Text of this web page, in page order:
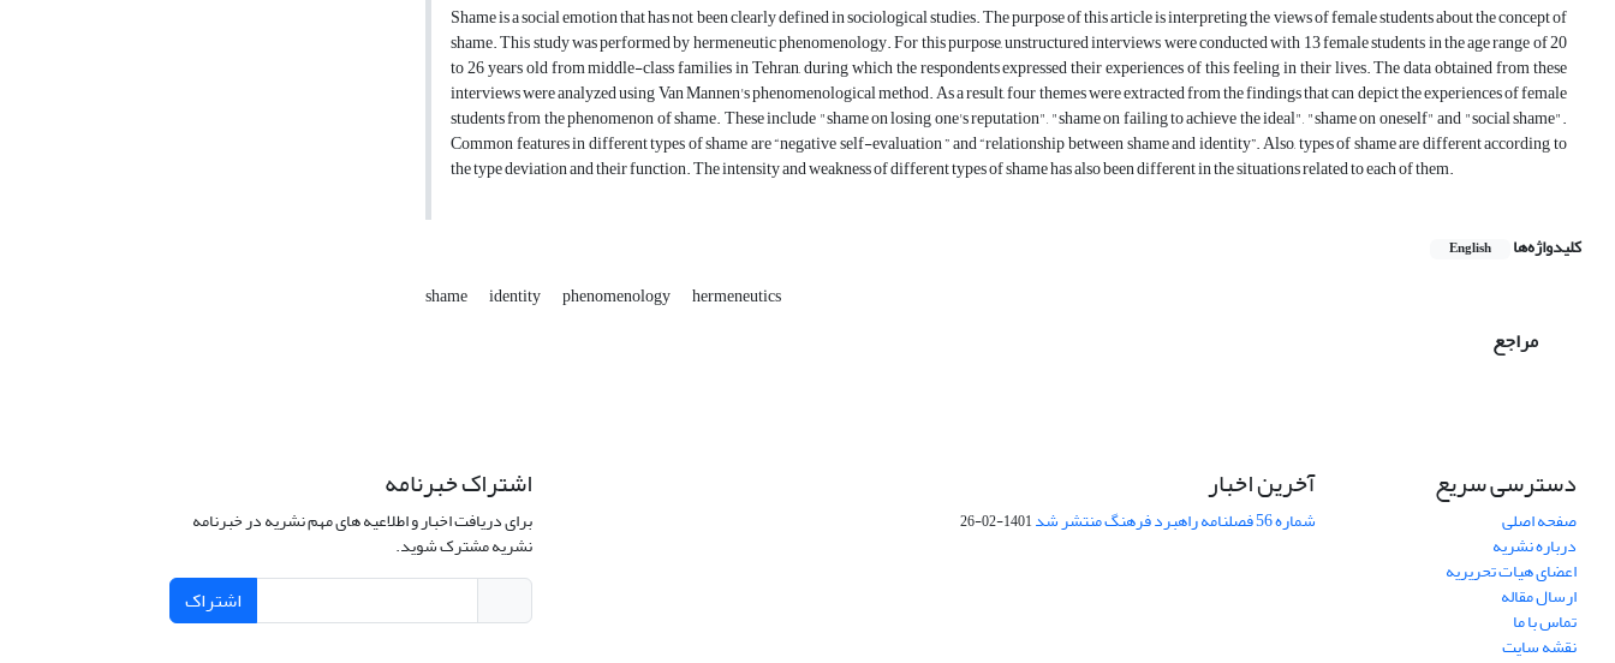
Shame is a social emotion that has not been clearly defined in sociological studies. The purpose of this article is interpreting the views of female students about the concept of
shame. This study was performed by hermeneutic phenomenology. For this purpose, unstructured interviews were conducted with 13 female students in the age range of 20
to 26 years old from middle-class families in Tehran, during which the respondents expressed their experiences of this feeling in their lives. The data obtained from these
interviews were analyzed using Van Mannen's phenomenological method. As a result, four themes were extracted from the findings that can depict the experiences of female
students from the phenomenon of shame. These include "shame on losing one's reputation", "shame on failing to achieve the ideal", "shame on oneself" and "social shame".
Common features in different types of shame are “negative self-evaluation ” and “relationship between shame and identity”. Also, types of shame are different according to
the type deviation and their function. The intensity and weakness of different types of shame has also been different in the situations related to each of them.
کلیدواژه‌ها English
shame identity phenomenology hermeneutics
مراجع
دسترسی سریع
صفحه اصلی
درباره نشریه
اعضای هیات تحریریه
ارسال مقاله
تماس با ما
نقشه سایت
آخرین اخبار
شماره 56 فصلنامه راهبرد فرهنگ منتشر شد 1401-02-26
اشتراک خبرنامه
برای دریافت اخبار و اطلاعیه های مهم نشریه در خبرنامه
نشریه مشترک شوید.
اشتراک